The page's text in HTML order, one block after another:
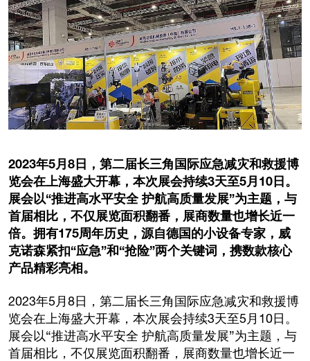
2023年5月8日，第二届长三角国际应急减灾和救援博
览会在上海盛大开幕，本次展会持续3天至5月10日。
展会以“推进高水平安全 护航高质量发展”为主题，与
首届相比，不仅展览面积翻番，展商数量也增长近一
倍。拥有175周年历史，源自德国的小设备专家，威
克诺森紧扣“应急”和“抢险”两个关键词，携数款核心
产品精彩亮相。
2023年5月8日，第二届长三角国际应急减灾和救援博
览会在上海盛大开幕，本次展会持续3天至5月10日。
展会以“推进高水平安全 护航高质量发展”为主题，与
首届相比，不仅展览面积翻番，展商数量也增长近一